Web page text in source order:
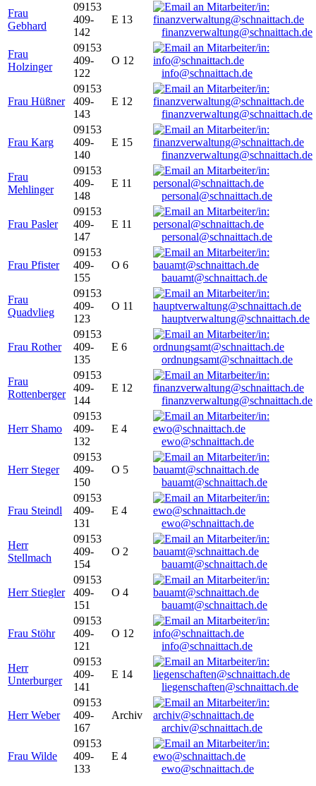
Frau
Gebhard
09153
409-
142
E 13
finanzverwaltung@schnaittach.de
Frau
Holzinger
09153
409-
122
O 12
info@schnaittach.de
Frau Hüßner
09153
409-
143
E 12
finanzverwaltung@schnaittach.de
Frau Karg
09153
409-
140
E 15
finanzverwaltung@schnaittach.de
Frau
Mehlinger
09153
409-
148
E 11
personal@schnaittach.de
Frau Pasler
09153
409-
147
E 11
personal@schnaittach.de
Frau Pfister
09153
409-
155
O 6
bauamt@schnaittach.de
Frau
Quadvlieg
09153
409-
123
O 11
hauptverwaltung@schnaittach.de
Frau Rother
09153
409-
135
E 6
ordnungsamt@schnaittach.de
Frau
Rottenberger
09153
409-
144
E 12
finanzverwaltung@schnaittach.de
Herr Shamo
09153
409-
132
E 4
ewo@schnaittach.de
Herr Steger
09153
409-
150
O 5
bauamt@schnaittach.de
Frau Steindl
09153
409-
131
E 4
ewo@schnaittach.de
Herr
Stellmach
09153
409-
154
O 2
bauamt@schnaittach.de
Herr Stiegler
09153
409-
151
O 4
bauamt@schnaittach.de
Frau Stöhr
09153
409-
121
O 12
info@schnaittach.de
Herr
Unterburger
09153
409-
141
E 14
liegenschaften@schnaittach.de
Herr Weber
09153
409-
167
Archiv
archiv@schnaittach.de
Frau Wilde
09153
409-
133
E 4
ewo@schnaittach.de